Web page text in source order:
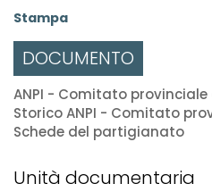
Stampa
DOCUMENTO
ANPI - Comitato
Storico ANPI - Comitato
Schede del partigianato
Unità documentaria